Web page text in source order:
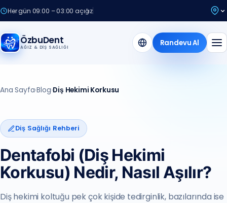
Her gün 09:00 – 03:00 açığız
ÖzbuDent
AĞIZ & DIŞ SAĞLIĞI Randevu Al
Ana Sayfa›Blog›Diş Hekimi Korkusu
Diş Sağlığı Rehberi
Dentafobi (Diş Hekimi
Korkusu) Nedir, Nasıl Aşılır?
Diş hekimi koltuğu pek çok kişide tedirginlik, bazılarında ise